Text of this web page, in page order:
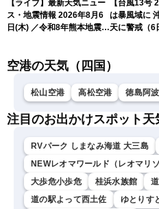
【ライブ】最新天気ニュー
ス・地震情報 2026年8月6
日(木) ／令和8年熊本地震情
ースLiVEイブニング・小林
【台風13号
は暴風域に 沖縄・奄美は荒
天に警戒（6
空港の天気（四国）
松山空港 高松空港 徳島阿
注目のお出かけスポット天
RVパーク しまなみ海道 大三島
NEWレオマワールド（レオマリゾ
大歩危小歩危
桂浜水族館
道の駅よって西土佐
ゆとりす